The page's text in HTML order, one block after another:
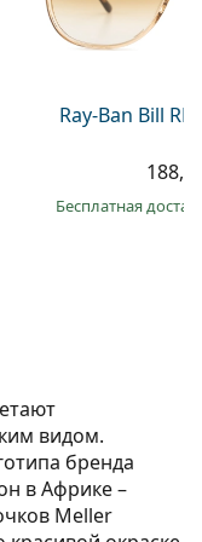
Ray-Ban Bill
Бесплатная
видом.
бренда
в Африке –
Meller